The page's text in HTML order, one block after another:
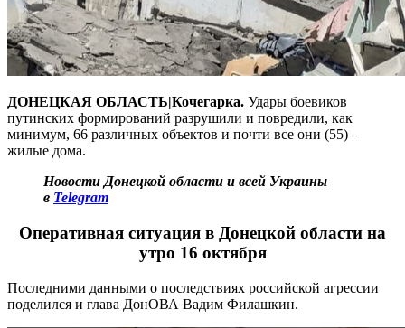
ДОНЕЦКАЯ ОБЛАСТЬ|Кочегарка. Удары боевиков
путинских формирований разрушили и повредили, как
минимум, 66 различных объектов и почти все они (55) –
жилые дома.
Новости Донецкой области и всей Украины
в Telegram
Оперативная ситуация в Донецкой области на
утро 16 октября
Последними данными о последствиях российской агрессии
поделился и глава ДонОВА Вадим Филашкин.